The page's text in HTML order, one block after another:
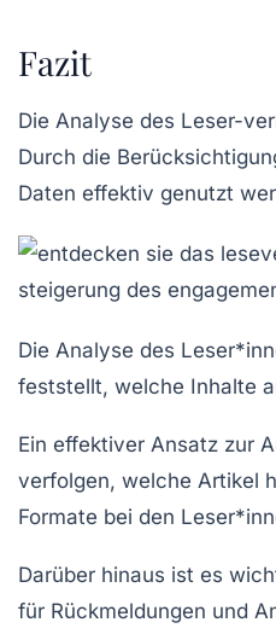
Fazit
Die Analyse des Leser-
Durch die
Daten effektiv genutzt
Die Analyse des
feststellt, welche Inhalte
Ein effektiver Ansatz zur
verfolgen, welche Artikel
Formate bei den
Darüber hinaus ist es
für Rückmeldungen und